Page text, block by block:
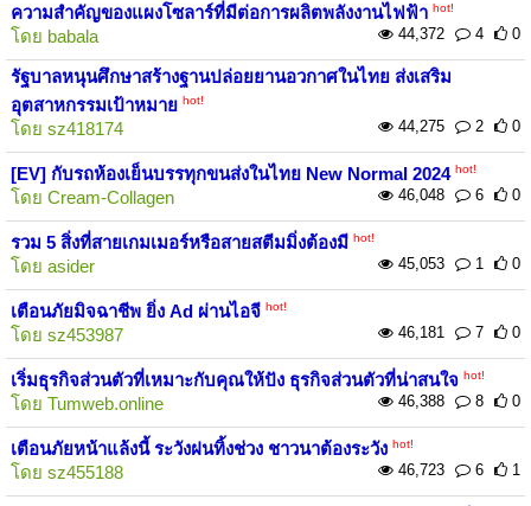
ความสำคัญของแผงโซลาร์ที่มีต่อการผลิตพลังงานไฟฟ้า hot!
โดย babala 44,372 4 0
รัฐบาลหนุนศึกษาสร้างฐานปล่อยยานอวกาศในไทย ส่งเสริม
อุตสาหกรรมเป้าหมาย hot!
โดย sz418174 44,275 2 0
[EV] กับรถห้องเย็นบรรทุกขนส่งในไทย New Normal 2024 hot!
โดย Cream-Collagen 46,048 6 0
รวม 5 สิ่งที่สายเกมเมอร์หรือสายสตีมมิ่งต้องมี hot!
โดย asider 45,053 1 0
เตือนภัยมิจฉาชีพ ยิ่ง Ad ผ่านไอจี hot!
โดย sz453987 46,181 7 0
เริ่มธุรกิจส่วนตัวที่เหมาะกับคุณให้ปัง ธุรกิจส่วนตัวที่น่าสนใจ hot!
โดย Tumweb.online 46,388 8 0
เตือนภัยหน้าแล้งนี้ ระวังฝนทิ้งช่วง ชาวนาต้องระวัง hot!
โดย sz455188 46,723 6 1